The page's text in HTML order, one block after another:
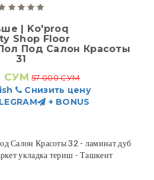
| Ko'proq
Shop Floor
Под Салон Красоты
31
СУМ 57 000 СУМ
Снизить цену
+ BONUS